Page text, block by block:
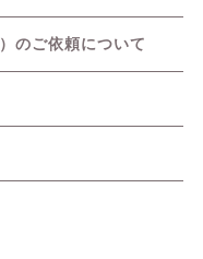
のご依頼について